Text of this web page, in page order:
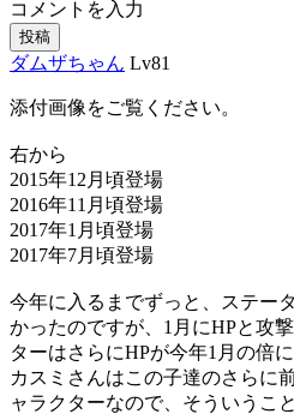
コメントを入力
投稿
ダムザちゃん Lv81
添付画像をご覧ください。
右から
2015年12月頃登場
2016年11月頃登場
2017年1月頃登場
2017年7月頃登場
今年に入るまでずっと、ステー
かったのですが、1月にHPと攻
ターはさらにHPが今年1月の倍
カスミさんはこの子達のさらに
ャラクターなので、そういうこと